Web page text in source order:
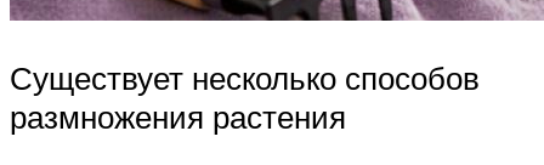
Существует несколько способов
размножения растения